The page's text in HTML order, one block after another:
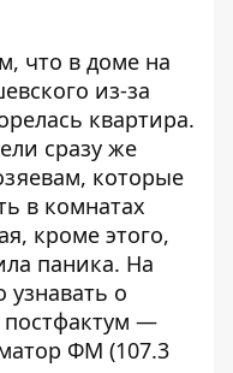
что в доме на
из-за
квартира.
сразу же
которые
в комнатах
кроме этого,
паника. На
узнавать о
постфактум —
ФМ (107.3